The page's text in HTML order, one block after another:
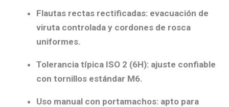
Flautas rectas rectificadas: evacuación de
viruta controlada y cordones de rosca
uniformes.
Tolerancia típica ISO 2 (6H): ajuste confiable
con tornillos estándar M6.
Uso manual con portamachos: apto para